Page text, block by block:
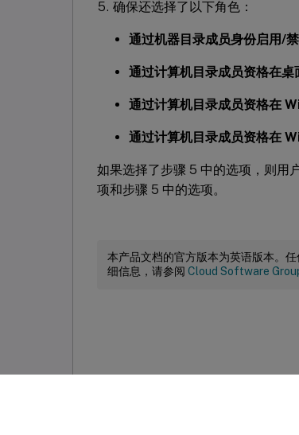
确保还选择了以下角色：
通过机器目录成员身份启用/
通过计算机目录成员资格在
通过计算机目录成员资格在
通过计算机目录成员资格在
如果选择了步骤 5 中的选项，则用
项和步骤 5 中的选项。
本产品文档的官方版本为英语版本。
细信息，请参阅 Cloud Software